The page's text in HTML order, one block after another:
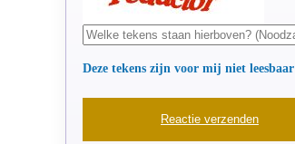
Deze tekens zijn voor mij niet leesbaar